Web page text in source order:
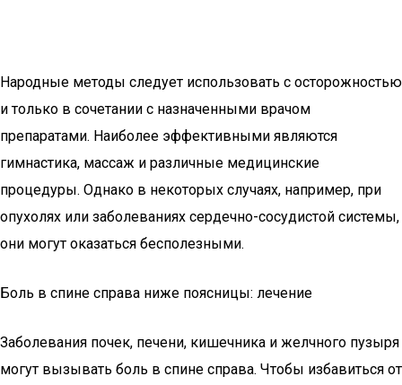
Народные методы следует использовать с осторожностью
и только в сочетании с назначенными врачом
препаратами. Наиболее эффективными являются
гимнастика, массаж и различные медицинские
процедуры. Однако в некоторых случаях, например, при
опухолях или заболеваниях сердечно-сосудистой системы,
они могут оказаться бесполезными.
Боль в спине справа ниже поясницы: лечение
Заболевания почек, печени, кишечника и желчного пузыря
могут вызывать боль в спине справа. Чтобы избавиться от